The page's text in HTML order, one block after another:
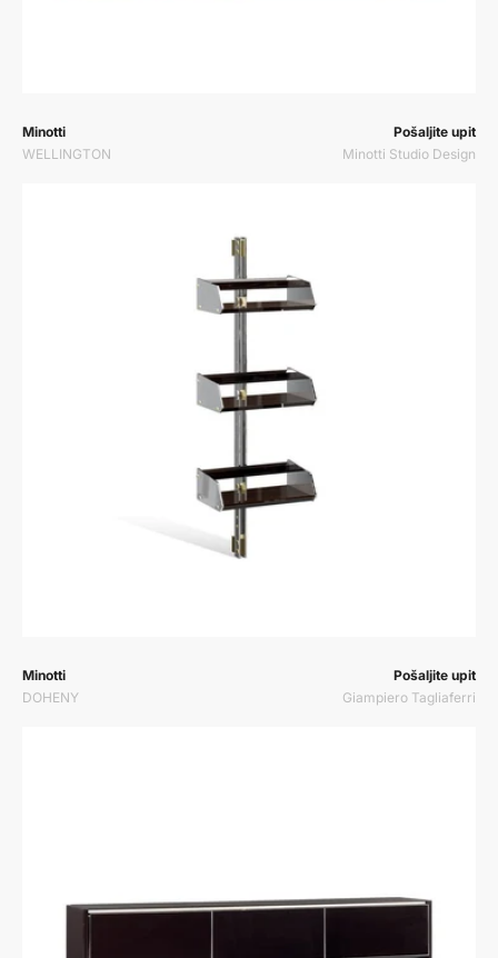
Prodavač:
Minotti
WELLINGTON
Prodavač:Pošaljite upit
Minotti Studio Design
Prodavač:
Minotti
DOHENY
Prodavač:Pošaljite upit
Giampiero Tagliaferri